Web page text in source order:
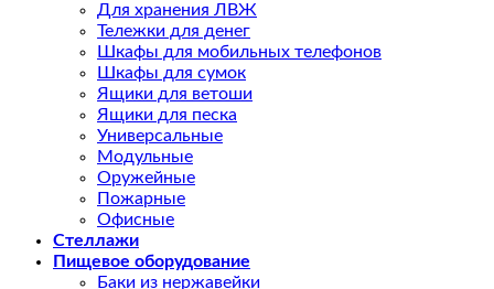
Для хранения ЛВЖ
Тележки для денег
Шкафы для мобильных телефонов
Шкафы для сумок
Ящики для ветоши
Ящики для песка
Универсальные
Модульные
Оружейные
Пожарные
Офисные
Стеллажи
Пищевое оборудование
Баки из нержавейки